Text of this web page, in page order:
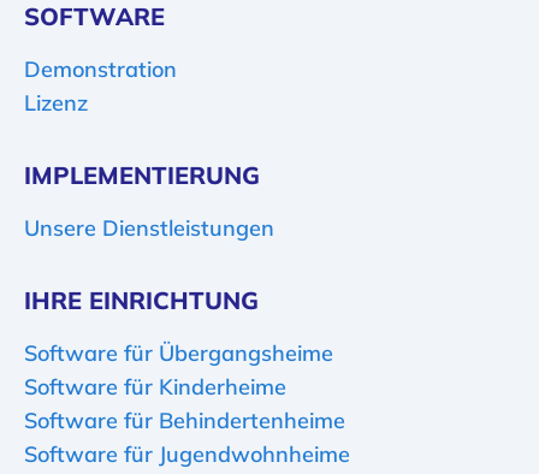
SOFTWARE
Demonstration
Lizenz
IMPLEMENTIERUNG
Unsere Dienstleistungen
IHRE EINRICHTUNG
Software für Übergangsheime
Software für Kinderheime
Software für Behindertenheime
Software für Jugendwohnheime